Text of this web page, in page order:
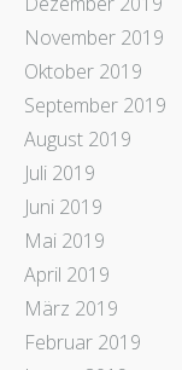
November 2019
Oktober 2019
September 2019
August 2019
Juli 2019
Juni 2019
Mai 2019
April 2019
März 2019
Februar 2019